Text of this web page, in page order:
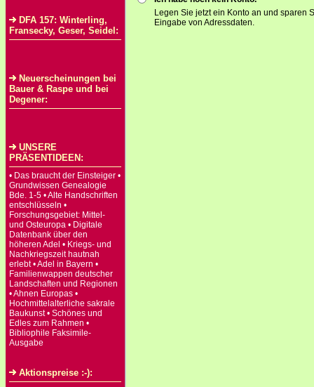
DFA 157: Winterling,
Fransecky, Geser, Seidel:
Neuerscheinungen bei
Bauer & Raspe und bei
Degener:
UNSERE
PRÄSENTIDEEN:
• Das braucht der Einsteiger •
Grundwissen Genealogie
Bde. 1-5 • Alte Handschriften
entschlüsseln •
Forschungsgebiet: Mittel-
und Osteuropa • Digitale
Datenbank über den
höheren Adel • Kriegs- und
Nachkriegszeit hautnah
erlebt • Adel in Bayern •
Familienwappen deutscher
Landschaften und Regionen
• Ahnen Europas •
Hochmittelalterliche sakrale
Baukunst • Schönes und
Edles zum Rahmen •
Bibliophile Faksimile-
Ausgabe
Aktionspreise :-):
Legen Sie jetzt ein Konto an und sparen
Eingabe von Adressdaten.